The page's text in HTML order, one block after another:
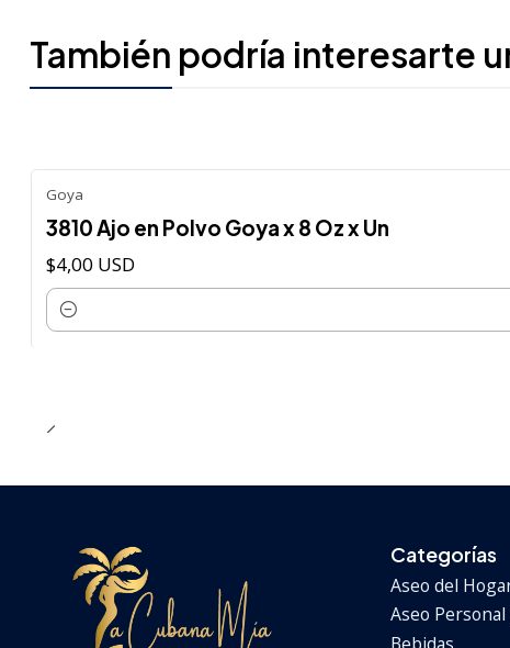
También podría interesarte
Goya
3810 Ajo en Polvo Goya x 8 Oz x Un
$4,00 USD
Cantidad
Categorías
Aseo del
Aseo Personal
Bebidas